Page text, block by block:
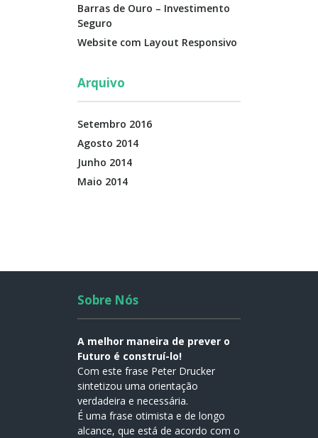
Barras de Ouro – Investimento
Seguro
Website com Layout Responsivo
Arquivo
Setembro 2016
Agosto 2014
Junho 2014
Maio 2014
Sobre Nós
A melhor maneira de prever o
Futuro é construí-lo!
Com este frase Peter Drucker
sintetizou uma orientação
verdadeira e necessária.
É uma frase otimista e de longo
alcance, que está de acordo com o